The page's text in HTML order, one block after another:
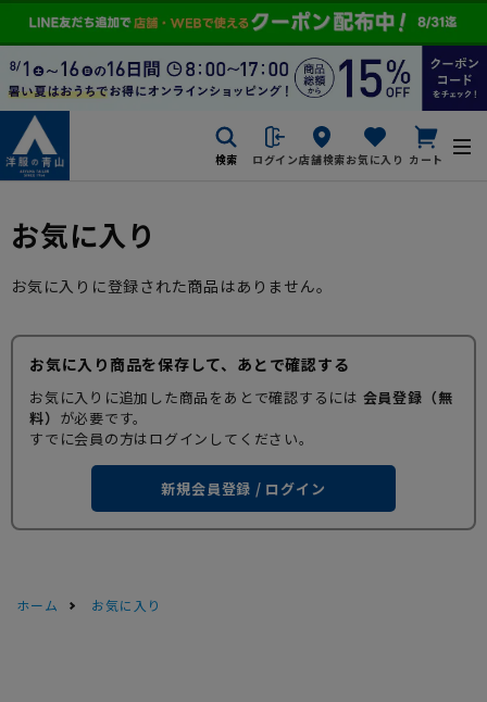
検索 ログイン店舗検索お気に入り カート
お気に入り
お気に入りに登録された商品はありません。
お気に入り商品を保存して、あとで確認する
お気に入りに追加した商品をあとで確認するには 会員登録（無
料） が必要です。
すでに会員の方はログインしてください。
新規会員登録 / ログイン
ホーム お気に入り